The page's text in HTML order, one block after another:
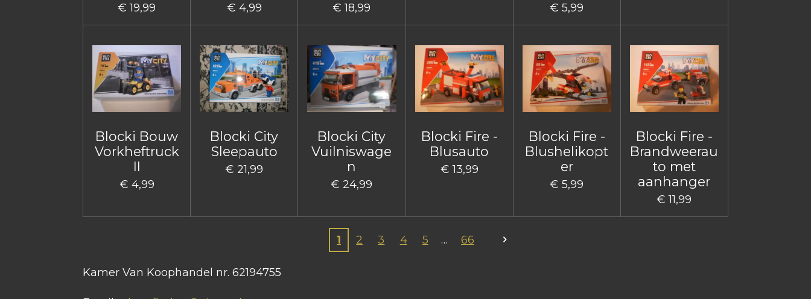
€ 19,99 € 4,99 € 18,99 € 5,99
Blocki Bouw
Vorkheftruck
II
€ 4,99
Blocki City
Sleepauto
€ 21,99
Blocki City
Vuilniswage
n
€ 24,99
Blocki Fire -
Blusauto
€ 13,99
Blocki Fire -
Blushelikopt
er
€ 5,99
Blocki Fire -
Brandweerau
to met
aanhanger
€ 11,99
1 2 3 4 5 66
Kamer Van Koophandel nr. 62194755